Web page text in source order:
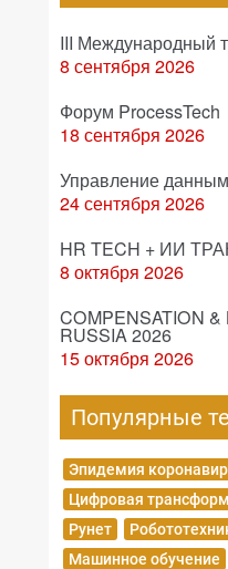
III Международный
8 сентября 2026
Форум ProcessTech
18 сентября 2026
Управление
24 сентября 2026
HR TECH + ИИ
8 октября 2026
COMPENSATION
RUSSIA 2026
15 октября 2026
Популярные
Эпидемия
Цифровая
Рунет
Машинное обучение